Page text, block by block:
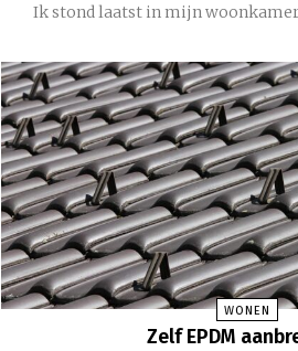
Ik stond laatst in mijn
WONEN
Zelf EPDM